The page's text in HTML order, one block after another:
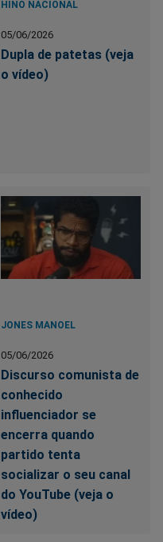
HINO NACIONAL
05/06/2026
Dupla de patetas (veja
o vídeo)
JONES MANOEL
05/06/2026
Discurso comunista de
conhecido
influenciador se
encerra quando
partido tenta
socializar o seu canal
do YouTube (veja o
vídeo)